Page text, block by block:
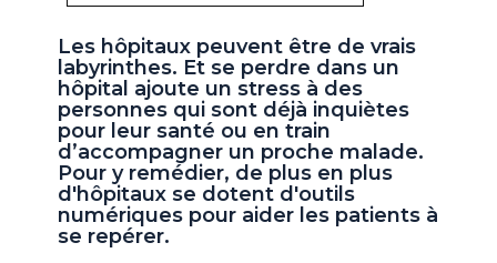
Les hôpitaux peuvent être de vrais
labyrinthes. Et se perdre dans un
hôpital ajoute un stress à des
personnes qui sont déjà inquiètes
pour leur santé ou en train
d’accompagner un proche malade.
Pour y remédier, de plus en plus
d'hôpitaux se dotent d'outils
numériques pour aider les patients à
se repérer.